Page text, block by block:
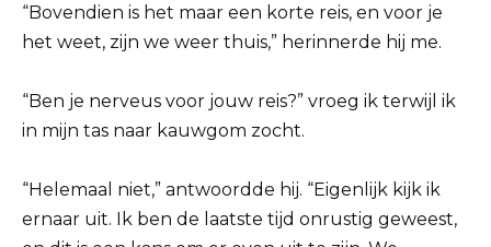
“Bovendien is het maar een korte reis, en voor je
het weet, zijn we weer thuis,” herinnerde hij me.
“Ben je nerveus voor jouw reis?” vroeg ik terwijl ik
in mijn tas naar kauwgom zocht.
“Helemaal niet,” antwoordde hij. “Eigenlijk kijk ik
ernaar uit. Ik ben de laatste tijd onrustig geweest,